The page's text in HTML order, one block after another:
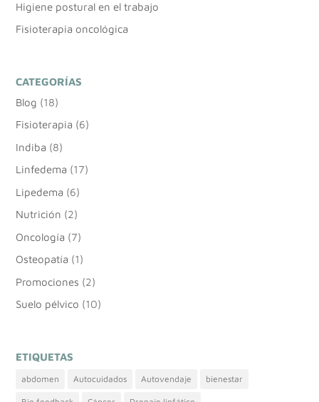
Higiene postural en el trabajo
Fisioterapia oncológica
CATEGORÍAS
Blog (18)
Fisioterapia (6)
Indiba (8)
Linfedema (17)
Lipedema (6)
Nutrición (2)
Oncología (7)
Osteopatía (1)
Promociones (2)
Suelo pélvico (10)
ETIQUETAS
abdomen Autocuidados Autovendaje bienestar